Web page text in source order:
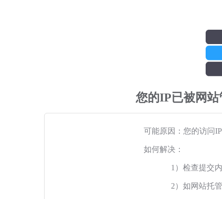
您的IP已被网
可能原因：您的访问
如何解决：
1）检查提交
2）如网站托